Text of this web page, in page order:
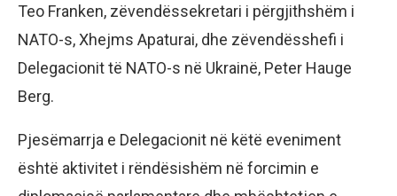
Teo Franken, zëvendëssekretari i përgjithshëm i
NATO-s, Xhejms Apaturai, dhe zëvendësshefi i
Delegacionit të NATO-s në Ukrainë, Peter Hauge
Berg.
Pjesëmarrja e Delegacionit në këtë eveniment
është aktivitet i rëndësishëm në forcimin e